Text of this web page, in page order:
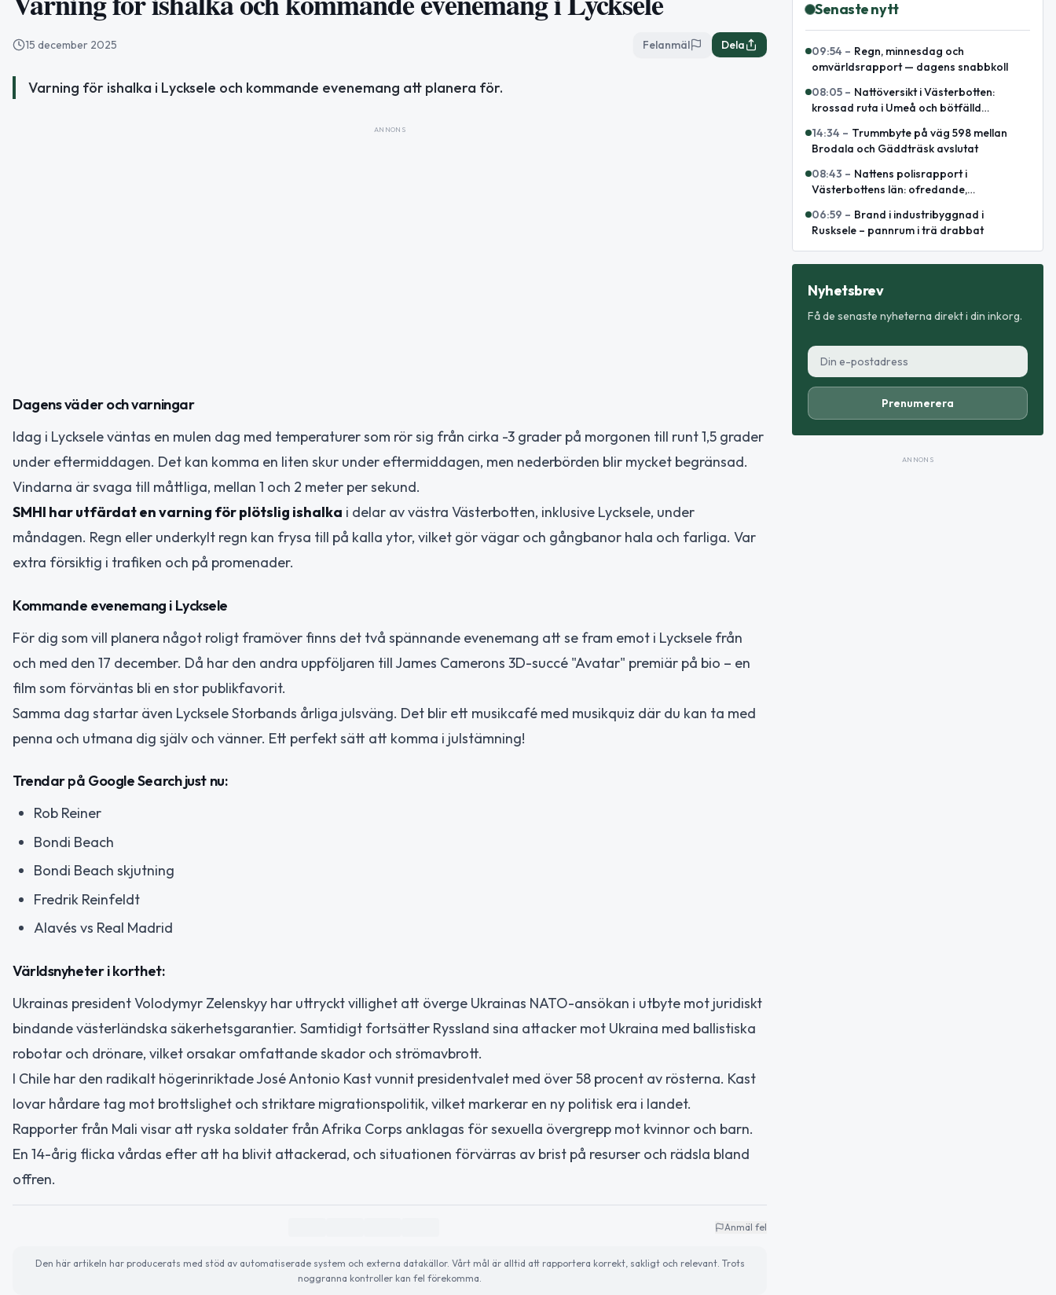
15 december 2025 Felanmäl Dela
Varning för ishalka i Lycksele och kommande evenemang att planera för.
ANNONS
Dagens väder och varningar
Idag i Lycksele väntas en mulen dag med temperaturer som rör sig från cirka -3 grader på morgonen till runt 1,5 grader
under eftermiddagen. Det kan komma en liten skur under eftermiddagen, men nederbörden blir mycket begränsad.
Vindarna är svaga till måttliga, mellan 1 och 2 meter per sekund.
SMHI har utfärdat en varning för plötslig ishalka i delar av västra Västerbotten, inklusive Lycksele, under
måndagen. Regn eller underkylt regn kan frysa till på kalla ytor, vilket gör vägar och gångbanor hala och farliga. Var
extra försiktig i trafiken och på promenader.
Kommande evenemang i Lycksele
För dig som vill planera något roligt framöver finns det två spännande evenemang att se fram emot i Lycksele från
och med den 17 december. Då har den andra uppföljaren till James Camerons 3D-succé "Avatar" premiär på bio – en
film som förväntas bli en stor publikfavorit.
Samma dag startar även Lycksele Storbands årliga julsväng. Det blir ett musikcafé med musikquiz där du kan ta med
penna och utmana dig själv och vänner. Ett perfekt sätt att komma i julstämning!
Trendar på Google Search just nu:
Rob Reiner
Bondi Beach
Bondi Beach skjutning
Fredrik Reinfeldt
Alavés vs Real Madrid
Världsnyheter i korthet:
Ukrainas president Volodymyr Zelenskyy har uttryckt villighet att överge Ukrainas NATO-ansökan i utbyte mot juridiskt
bindande västerländska säkerhetsgarantier. Samtidigt fortsätter Ryssland sina attacker mot Ukraina med ballistiska
robotar och drönare, vilket orsakar omfattande skador och strömavbrott.
I Chile har den radikalt högerinriktade José Antonio Kast vunnit presidentvalet med över 58 procent av rösterna. Kast
lovar hårdare tag mot brottslighet och striktare migrationspolitik, vilket markerar en ny politisk era i landet.
Rapporter från Mali visar att ryska soldater från Afrika Corps anklagas för sexuella övergrepp mot kvinnor och barn.
En 14-årig flicka vårdas efter att ha blivit attackerad, och situationen förvärras av brist på resurser och rädsla bland
offren.
Anmäl fel
Den här artikeln har producerats med stöd av automatiserade system och externa datakällor. Vårt mål är alltid att rapportera korrekt, sakligt och relevant. Trots
noggranna kontroller kan fel förekomma.
Senaste nytt
09:54 – Regn, minnesdag och
omvärldsrapport — dagens snabbkoll
08:05 – Nattöversikt i Västerbotten:
krossad ruta i Umeå och bötfälld
14:34 – Trummbyte på väg 598 mellan
Brodala och Gäddträsk avslutat
08:43 – Nattens polisrapport i
Västerbottens län: ofredande,
06:59 – Brand i industribyggnad i
Rusksele – pannrum i trä drabbat
Nyhetsbrev
Få de senaste nyheterna direkt i din inkorg.
Prenumerera
ANNONS